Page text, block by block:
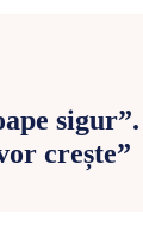
sigur”.
crește”